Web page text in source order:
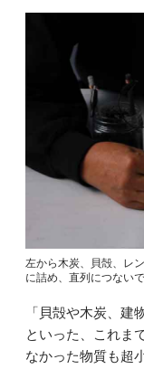
左から木炭、貝殻、レ
に詰め、直列につない
「貝殻や木炭、
といった、これま
なかった物質も超